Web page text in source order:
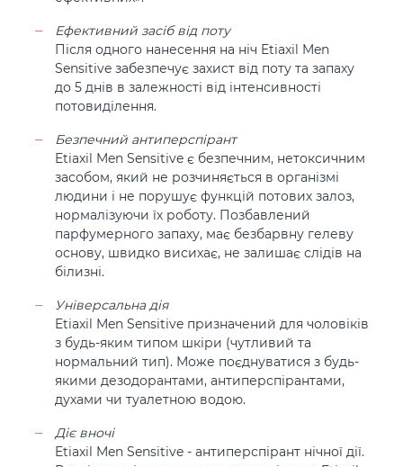
Ефективний засіб від поту
Після одного нанесення на ніч Etiaxil Men
Sensitive забезпечує захист від поту та запаху
до 5 днів в залежності від інтенсивності
потовиділення.
Безпечний антиперспірант
Etiaxil Men Sensitive є безпечним, нетоксичним
засобом, який не розчиняється в організмі
людини і не порушує функцій потових залоз,
нормалізуючи їх роботу. Позбавлений
парфумерного запаху, має безбарвну гелеву
основу, швидко висихає, не залишає слідів на
білизні.
Універсальна дія
Etiaxil Men Sensitive призначений для чоловіків
з будь-яким типом шкіри (чутливий та
нормальний тип). Може поєднуватися з будь-
якими дезодорантами, антиперспірантами,
духами чи туалетною водою.
Діє вночі
Etiaxil Men Sensitive - антиперспірант нічної дії.